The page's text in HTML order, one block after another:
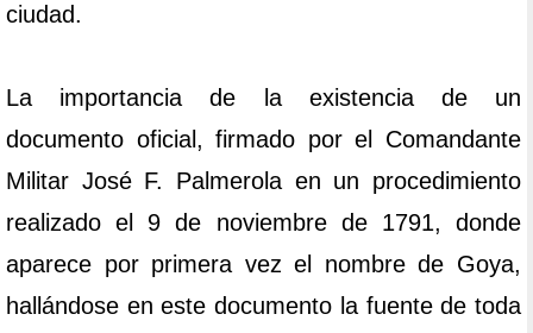
ciudad.
La importancia de la existencia de un
documento oficial, firmado por el Comandante
Militar José F. Palmerola en un procedimiento
realizado el 9 de noviembre de 1791, donde
aparece por primera vez el nombre de Goya,
hallándose en este documento la fuente de toda